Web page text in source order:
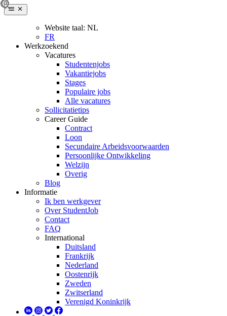
Website taal: NL
FR
Werkzoekend
Vacatures
Studentenjobs
Vakantiejobs
Stages
Populaire jobs
Alle vacatures
Sollicitatietips
Career Guide
Contract
Loon
Secundaire Arbeidsvoorwaarden
Persoonlijke Ontwikkeling
Welzijn
Overig
Blog
Informatie
Ik ben werkgever
Over StudentJob
Contact
FAQ
International
Duitsland
Frankrijk
Nederland
Oostenrijk
Zweden
Zwitserland
Verenigd Koninkrijk